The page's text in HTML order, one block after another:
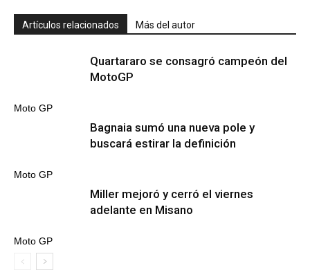
Artículos relacionados Más del autor
Moto GP
Quartararo se consagró campeón del
MotoGP
Moto GP
Bagnaia sumó una nueva pole y
buscará estirar la definición
Moto GP
Miller mejoró y cerró el viernes
adelante en Misano